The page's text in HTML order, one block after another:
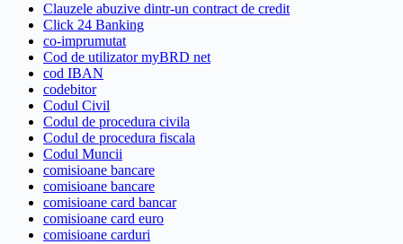
Clauzele abuzive dintr-un contract de credit
Click 24 Banking
co-imprumutat
Cod de utilizator myBRD net
cod IBAN
codebitor
Codul Civil
Codul de procedura civila
Codul de procedura fiscala
Codul Muncii
comisioane bancare
comisioane bancare
comisioane card bancar
comisioane card euro
comisioane carduri